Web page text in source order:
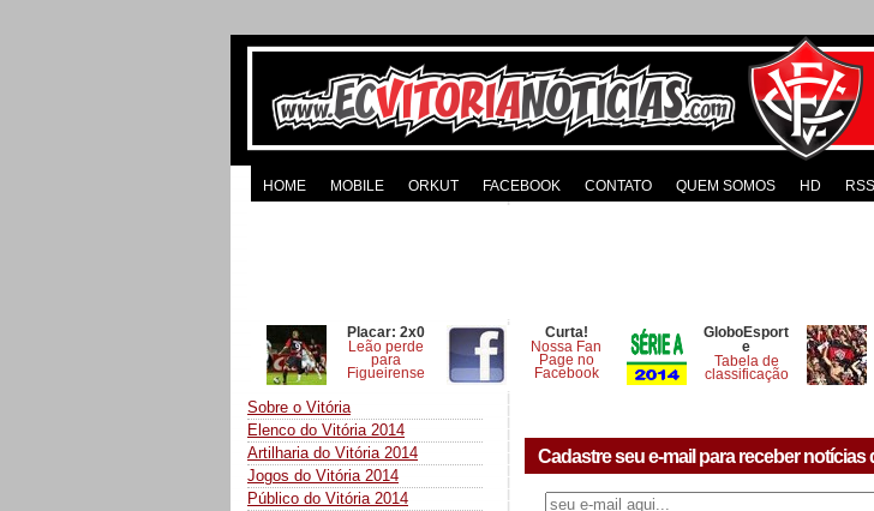
HOME MOBILE ORKUT FACEBOOK CONTATO QUEM SOMOS HD RSS
Placar: 2x0
Leão perde
para
Figueirense
Curta!
Nossa Fan
Page no
Facebook
GloboEsport
e
Tabela de
classificação
Sobre o Vitória
Elenco do Vitória 2014
Artilharia do Vitória 2014
Jogos do Vitória 2014
Público do Vitória 2014
Cadastre seu e-mail para receber notícias